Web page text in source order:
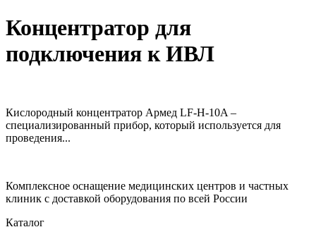
Концентратор для
подключения к ИВЛ
Кислородный концентратор Армед LF-H-10A –
специализированный прибор, который используется для
проведения...
Комплексное оснащение медицинских центров и частных
клиник с доставкой оборудования по всей России
Каталог